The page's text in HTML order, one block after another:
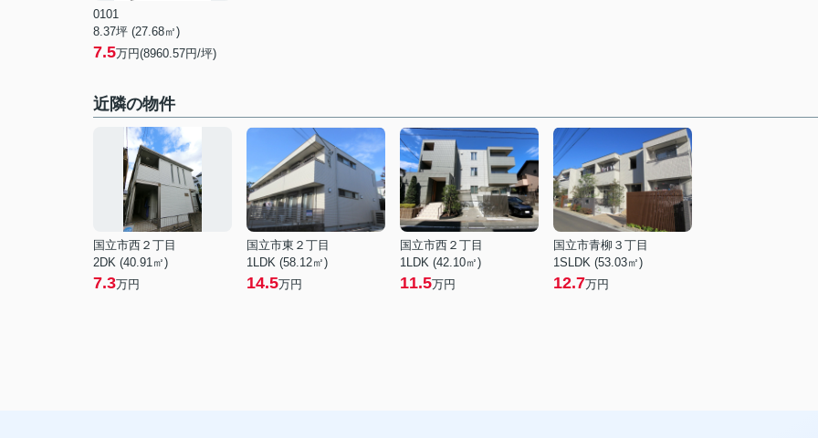
0101
8.37坪 (27.68㎡)
7.5万円(8960.57円/坪)
近隣の物件
国立市西２丁目
2DK (40.91㎡)
7.3万円
国立市東２丁目
1LDK (58.12㎡)
14.5万円
国立市西２丁目
1LDK (42.10㎡)
11.5万円
国立市青柳３丁目
1SLDK (53.03㎡)
12.7万円